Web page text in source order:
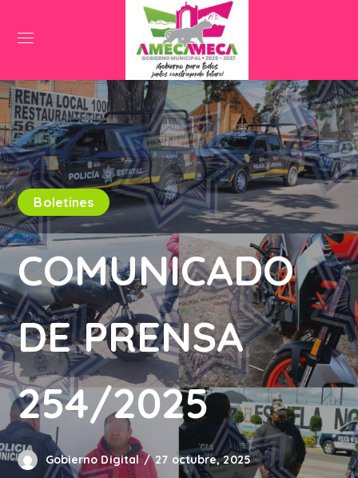
Boletines
COMUNICADO
DE PRENSA
254/2025
Gobierno Digital 27 octubre, 2025